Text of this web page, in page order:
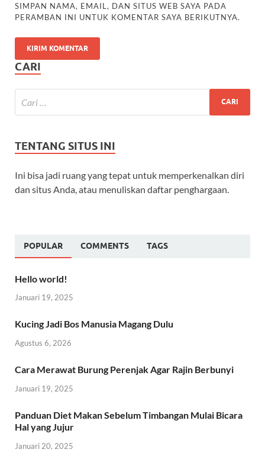
SIMPAN NAMA, EMAIL, DAN SITUS WEB SAYA PADA
PERAMBAN INI UNTUK KOMENTAR SAYA BERIKUTNYA.
CARI
TENTANG SITUS INI
Ini bisa jadi ruang yang tepat untuk memperkenalkan diri
dan situs Anda, atau menuliskan daftar penghargaan.
POPULAR COMMENTS TAGS
Hello world!
Januari 19, 2025
Kucing Jadi Bos Manusia Magang Dulu
Agustus 6, 2026
Cara Merawat Burung Perenjak Agar Rajin Berbunyi
Januari 19, 2025
Panduan Diet Makan Sebelum Timbangan Mulai Bicara
Hal yang Jujur
Januari 20, 2025